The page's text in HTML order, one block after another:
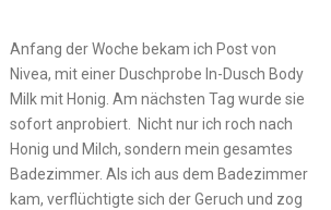
Anfang der Woche bekam ich Post von
Nivea, mit einer Duschprobe In-Dusch Body
Milk mit Honig. Am nächsten Tag wurde sie
sofort anprobiert. Nicht nur ich roch nach
Honig und Milch, sondern mein gesamtes
Badezimmer. Als ich aus dem Badezimmer
kam, verflüchtigte sich der Geruch und zog